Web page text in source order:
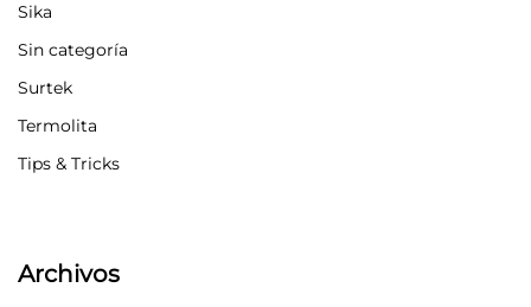
Sika
Sin categoría
Surtek
Termolita
Tips & Tricks
Archivos